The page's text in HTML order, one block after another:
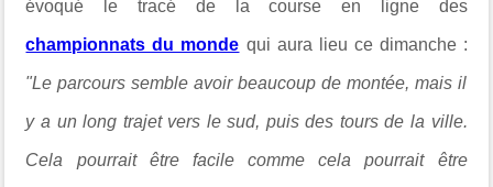
évoqué le tracé de la course en ligne des
championnats du monde qui aura lieu ce dimanche :
"Le parcours semble avoir beaucoup de montée, mais il
y a un long trajet vers le sud, puis des tours de la ville.
Cela pourrait être facile comme cela pourrait être